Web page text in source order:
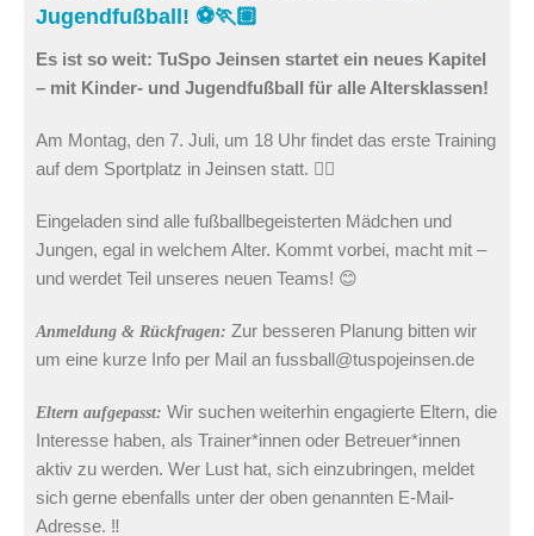
Jugendfußball! ⚽🏃🏼
Es ist so weit: TuSpo Jeinsen startet ein neues Kapitel
– mit Kinder- und Jugendfußball für alle Altersklassen!
Am Montag, den 7. Juli, um 18 Uhr findet das erste Training
auf dem Sportplatz in Jeinsen statt. 👈🏻
Eingeladen sind alle fußballbegeisterten Mädchen und
Jungen, egal in welchem Alter. Kommt vorbei, macht mit –
und werdet Teil unseres neuen Teams! 😊
Anmeldung & Rückfragen: Zur besseren Planung bitten wir
um eine kurze Info per Mail an fussball@tuspojeinsen.de
Eltern aufgepasst: Wir suchen weiterhin engagierte Eltern, die
Interesse haben, als Trainer*innen oder Betreuer*innen
aktiv zu werden. Wer Lust hat, sich einzubringen, meldet
sich gerne ebenfalls unter der oben genannten E-Mail-
Adresse. ‼️